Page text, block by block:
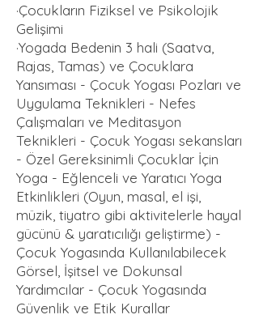
·Çocukların Fiziksel ve Psikolojik
Gelişimi
·Yogada Bedenin 3 hali (Saatva,
Rajas, Tamas) ve Çocuklara
Yansıması - Çocuk Yogası Pozları ve
Uygulama Teknikleri - Nefes
Çalışmaları ve Meditasyon
Teknikleri - Çocuk Yogası sekansları
- Özel Gereksinimli Çocuklar İçin
Yoga - Eğlenceli ve Yaratıcı Yoga
Etkinlikleri (Oyun, masal, el işi,
müzik, tiyatro gibi aktivitelerle hayal
gücünü & yaratıcılığı geliştirme) -
Çocuk Yogasında Kullanılabilecek
Görsel, İşitsel ve Dokunsal
Yardımcılar - Çocuk Yogasında
Güvenlik ve Etik Kurallar